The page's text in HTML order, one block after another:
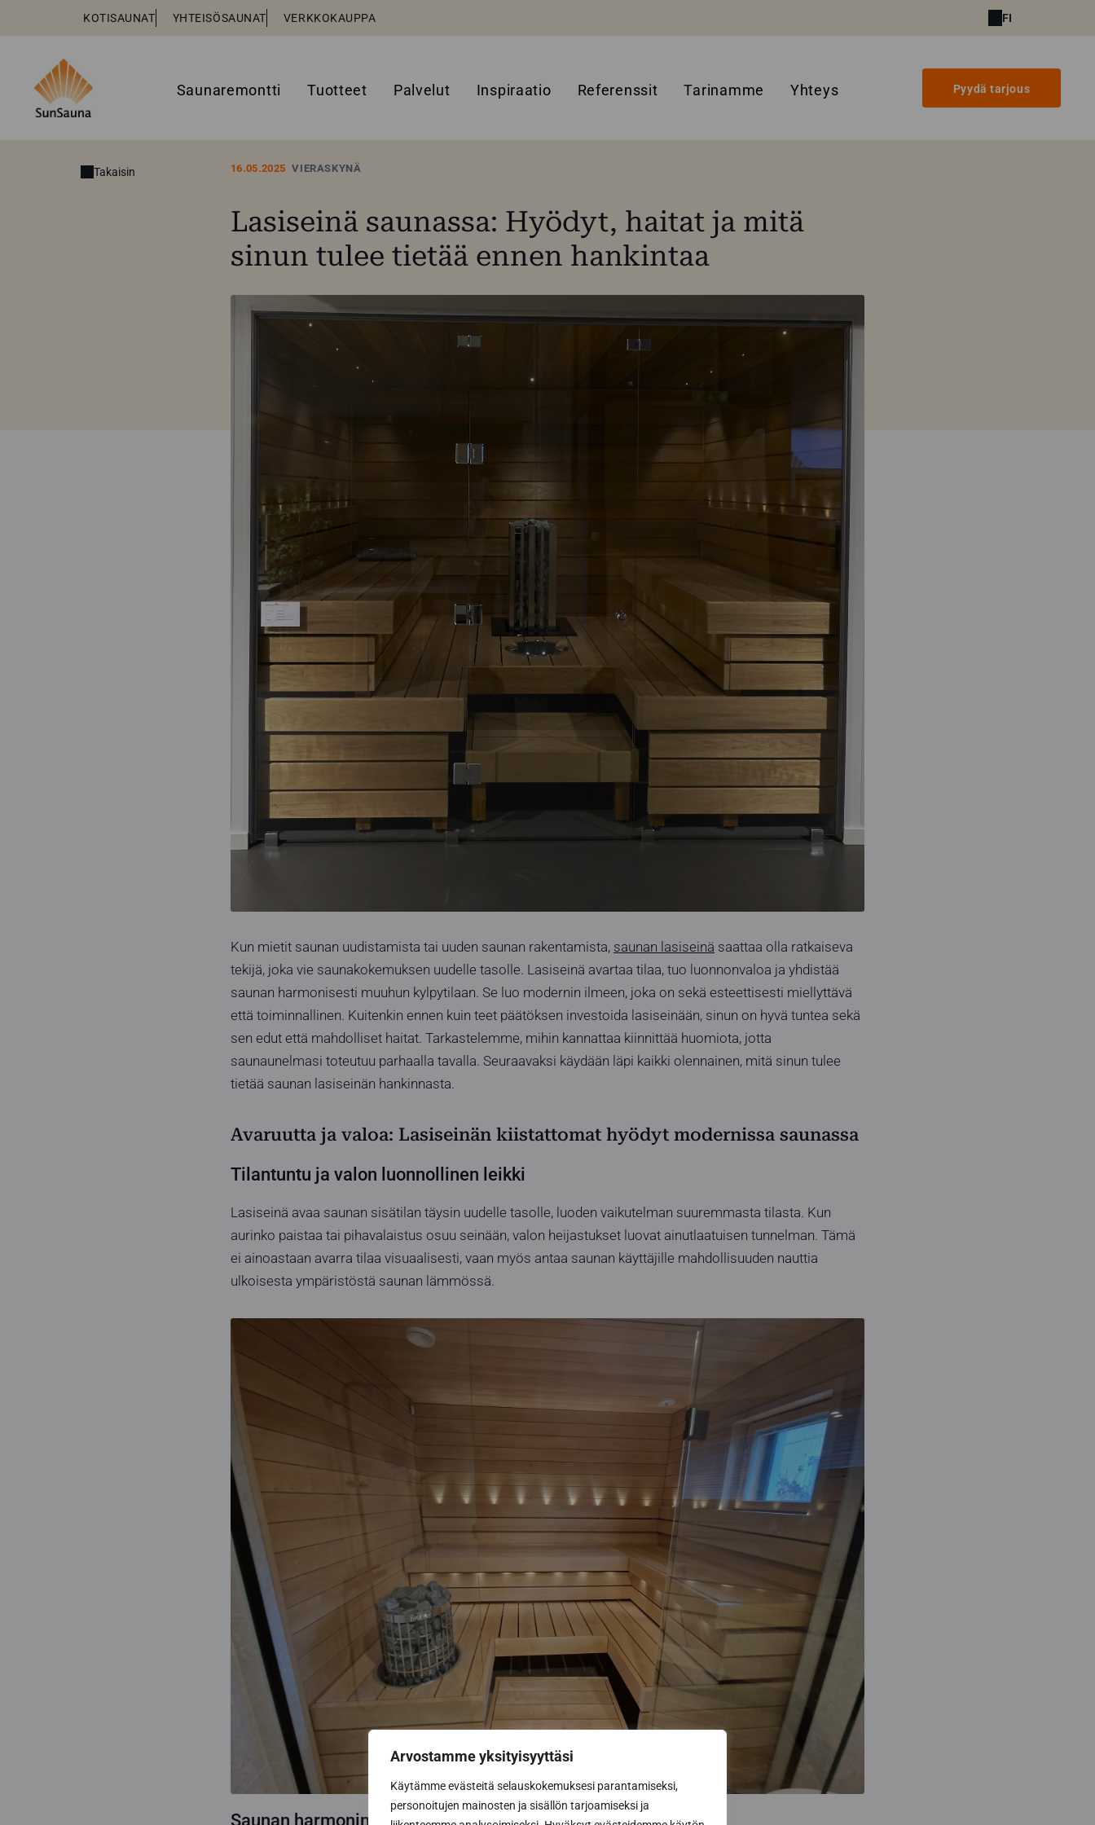
Arvostamme yksityisyyttäsi
Käytämme evästeitä selauskokemuksesi parantamiseksi,
personoitujen mainosten ja sisällön tarjoamiseksi ja
KOTISAUNAT YHTEISÖSAUNAT VERKKOKAUPPA FI
Saunaremontti Tuotteet Palvelut Inspiraatio Referenssit Tarinamme Yhteys Pyydä tarjous
Takaisin 16.05.2025 VIERASKYNÄ
Lasiseinä saunassa: Hyödyt, haitat ja mitä
sinun tulee tietää ennen hankintaa
Kun mietit saunan uudistamista tai uuden saunan rakentamista, saunan lasiseinä saattaa olla ratkaiseva
tekijä, joka vie saunakokemuksen uudelle tasolle. Lasiseinä avartaa tilaa, tuo luonnonvaloa ja yhdistää
saunan harmonisesti muuhun kylpytilaan. Se luo modernin ilmeen, joka on sekä esteettisesti miellyttävä
että toiminnallinen. Kuitenkin ennen kuin teet päätöksen investoida lasiseinään, sinun on hyvä tuntea sekä
sen edut että mahdolliset haitat. Tarkastelemme, mihin kannattaa kiinnittää huomiota, jotta
saunaunelmasi toteutuu parhaalla tavalla. Seuraavaksi käydään läpi kaikki olennainen, mitä sinun tulee
tietää saunan lasiseinän hankinnasta.
Avaruutta ja valoa: Lasiseinän kiistattomat hyödyt modernissa saunassa
Tilantuntu ja valon luonnollinen leikki
Lasiseinä avaa saunan sisätilan täysin uudelle tasolle, luoden vaikutelman suuremmasta tilasta. Kun
aurinko paistaa tai pihavalaistus osuu seinään, valon heijastukset luovat ainutlaatuisen tunnelman. Tämä
ei ainoastaan avarra tilaa visuaalisesti, vaan myös antaa saunan käyttäjille mahdollisuuden nauttia
ulkoisesta ympäristöstä saunan lämmössä.
Saunan harmoninen yhdistäminen muuhun tilaan